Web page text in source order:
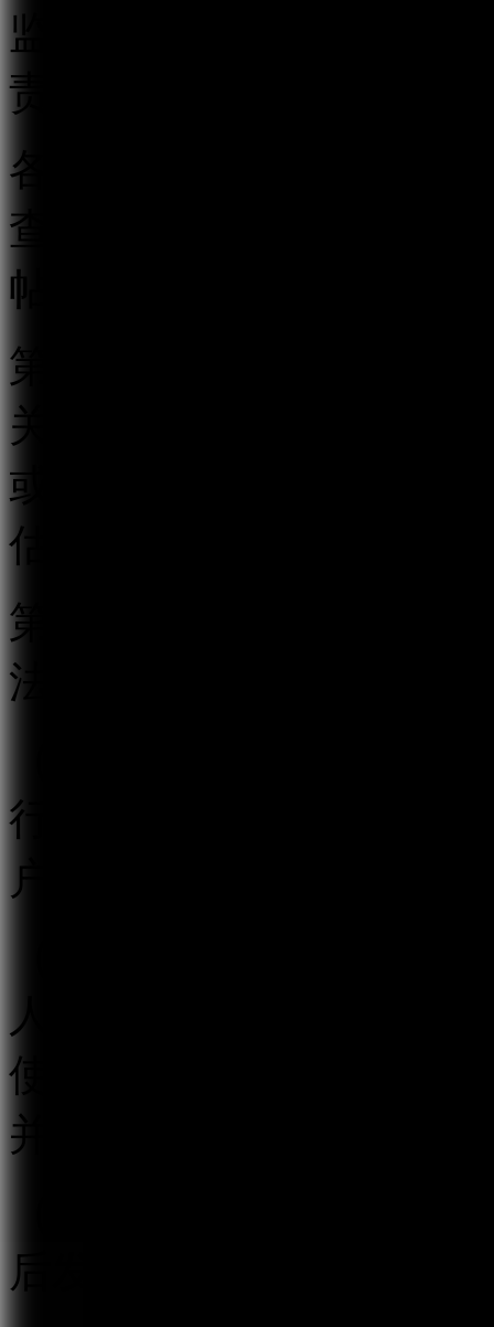
监督管理执法工作。地
责本行政区域的跟帖评
各级互联网信息办公室
查相结合的监督管理制
帖评论服务行为。
第四条 跟帖评论服务提
关的跟帖评论新产品、
或者省、自治区、直辖
估。
第五条 跟帖评论服务提
法履行以下义务：
行真实身份信息认证，
户提供跟帖评论服务。
人信息应当遵循合法、
使用规则，明示收集、
并经被收集者同意。
后发制度。